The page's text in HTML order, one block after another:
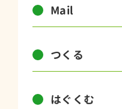
Mail
つくる
はぐくむ